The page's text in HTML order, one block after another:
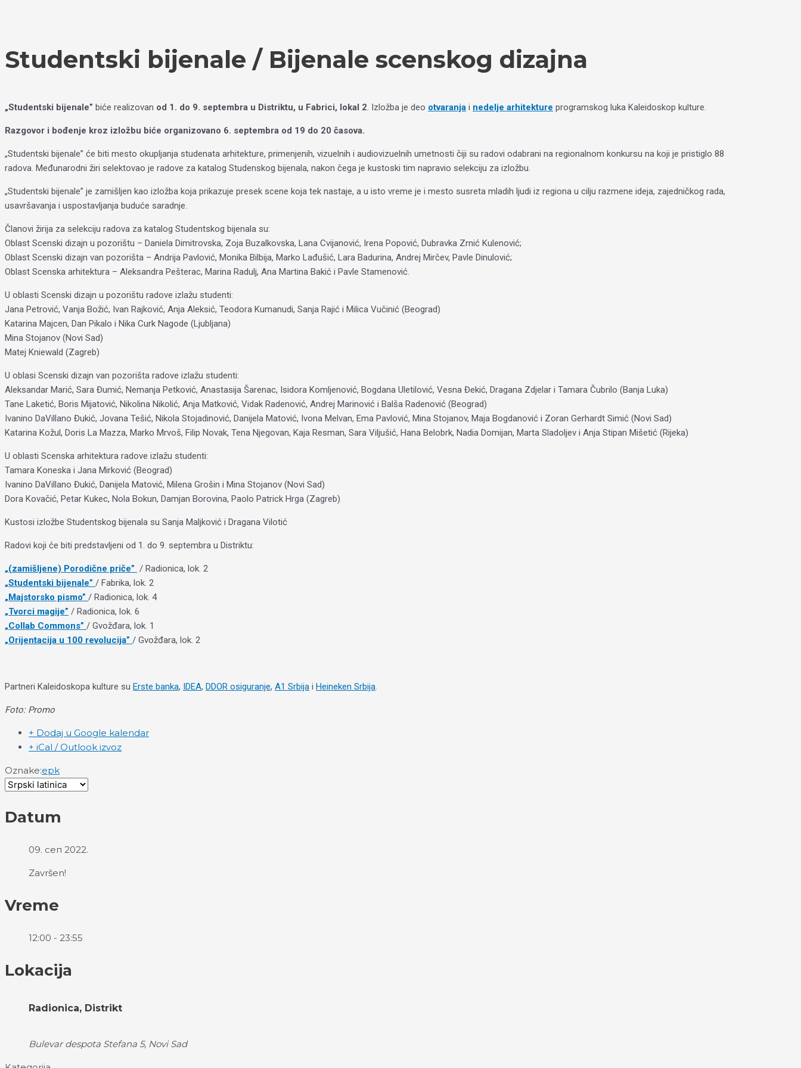
Studentski bijenale / Bijenale scenskog dizajna
„Studentski bijenale” biće realizovan od 1. do 9. septembra u Distriktu, u Fabrici, lokal 2. Izložba je deo otvaranja i nedelje arhitekture programskog luka Kaleidoskop kulture.
Razgovor i bođenje kroz izložbu biće organizovano 6. septembra od 19 do 20 časova.
„Studentski bijenale” će biti mesto okupljanja studenata arhitekture, primenjenih, vizuelnih i audiovizuelnih umetnosti čiji su radovi odabrani na regionalnom konkursu na koji je pristiglo 88
radova. Međunarodni žiri selektovao je radove za katalog Studenskog bijenala, nakon čega je kustoski tim napravio selekciju za izložbu.
„Studentski bijenale” je zamišljen kao izložba koja prikazuje presek scene koja tek nastaje, a u isto vreme je i mesto susreta mladih ljudi iz regiona u cilju razmene ideja, zajedničkog rada,
usavršavanja i uspostavljanja buduće saradnje.
Članovi žirija za selekciju radova za katalog Studentskog bijenala su:
Oblast Scenski dizajn u pozorištu – Daniela Dimitrovska, Zoja Buzalkovska, Lana Cvijanović, Irena Popović, Dubravka Zrnić Kulenović;
Oblast Scenski dizajn van pozorišta – Andrija Pavlović, Monika Bilbija, Marko Lađušić, Lara Badurina, Andrej Mirčev, Pavle Dinulović;
Oblast Scenska arhitektura – Aleksandra Pešterac, Marina Radulj, Ana Martina Bakić i Pavle Stamenović.
U oblasti Scenski dizajn u pozorištu radove izlažu studenti:
Jana Petrović, Vanja Božić, Ivan Rajković, Anja Aleksić, Teodora Kumanudi, Sanja Rajić i Milica Vučinić (Beograd)
Katarina Majcen, Dan Pikalo i Nika Curk Nagode (Ljubljana)
Mina Stojanov (Novi Sad)
Matej Kniewald (Zagreb)
U oblasi Scenski dizajn van pozorišta radove izlažu studenti:
Aleksandar Marić, Sara Đumić, Nemanja Petković, Anastasija Šarenac, Isidora Komljenović, Bogdana Uletilović, Vesna Đekić, Dragana Zdjelar i Tamara Čubrilo (Banja Luka)
Tane Laketić, Boris Mijatović, Nikolina Nikolić, Anja Matković, Vidak Radenović, Andrej Marinović i Balša Radenović (Beograd)
Ivanino DaVillano Đukić, Jovana Tešić, Nikola Stojadinović, Danijela Matović, Ivona Melvan, Ema Pavlović, Mina Stojanov, Maja Bogdanović i Zoran Gerhardt Simić (Novi Sad)
Katarina Kožul, Doris La Mazza, Marko Mrvoš, Filip Novak, Tena Njegovan, Kaja Resman, Sara Viljušić, Hana Belobrk, Nadia Domijan, Marta Sladoljev i Anja Stipan Mišetić (Rijeka)
U oblasti Scenska arhitektura radove izlažu studenti:
Tamara Koneska i Jana Mirković (Beograd)
Ivanino DaVillano Đukić, Danijela Matović, Milena Grošin i Mina Stojanov (Novi Sad)
Dora Kovačić, Petar Kukec, Nola Bokun, Damjan Borovina, Paolo Patrick Hrga (Zagreb)
Kustosi izložbe Studentskog bijenala su Sanja Maljković i Dragana Vilotić
Radovi koji će biti predstavljeni od 1. do 9. septembra u Distriktu:
„(zamišljene) Porodične priče” / Radionica, lok. 2
„Studentski bijenale” / Fabrika, lok. 2
„Majstorsko pismo” / Radionica, lok. 4
„Tvorci magije” / Radionica, lok. 6
„Collab Commons” / Gvožđara, lok. 1
„Orijentacija u 100 revolucija” / Gvožđara, lok. 2
Partneri Kaleidoskopa kulture su Erste banka, IDEA, DDOR osiguranje, A1 Srbija i Heineken Srbija.
Foto: Promo
+ Dodaj u Google kalendar
+ iCal / Outlook izvoz
Oznake:epk
Datum
09. сеп 2022.
Završen!
Vreme
12:00 - 23:55
Lokacija
Radionica, Distrikt
Bulevar despota Stefana 5, Novi Sad